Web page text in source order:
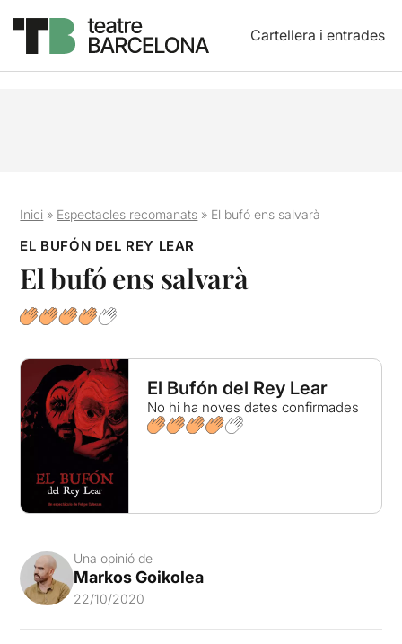
Cartellera i entrades
Inici » Espectacles recomanats » El bufó ens salvarà
EL BUFÓN DEL REY LEAR
El bufó ens salvarà
El Bufón del Rey Lear
No hi ha noves dates confirmades
Una opinió de
Markos Goikolea
22/10/2020